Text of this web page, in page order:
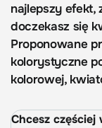
najlepszy efekt,
doczekasz się
Proponowane
kolorystyczne
kolorowej,
Chcesz częściej